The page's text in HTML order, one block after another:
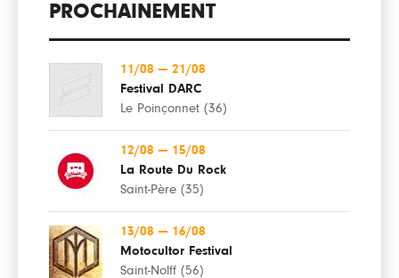
PROCHAINEMENT
11/08 — 21/08
Festival DARC
Le Poinçonnet (36)
12/08 — 15/08
La Route Du Rock
Saint-Père (35)
13/08 — 16/08
Motocultor Festival
Saint-Nolff (56)